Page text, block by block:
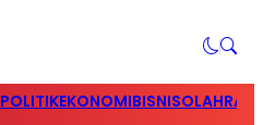
POLITIKEKONOMIBISNIS